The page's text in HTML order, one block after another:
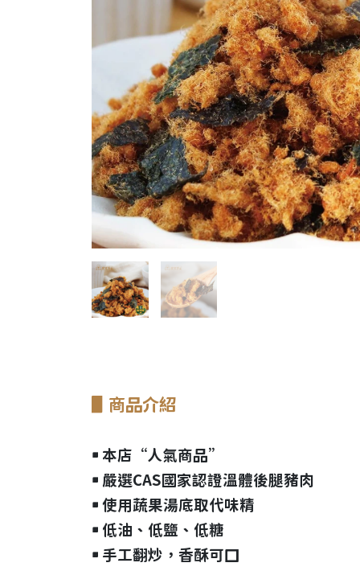
商品介紹
￭ 本店“人氣商品”
￭ 嚴選CAS國家認證溫體後腿豬肉
￭ 使用蔬果湯底取代味精
￭ 低油、低鹽、低糖
￭ 手工翻炒，香酥可口